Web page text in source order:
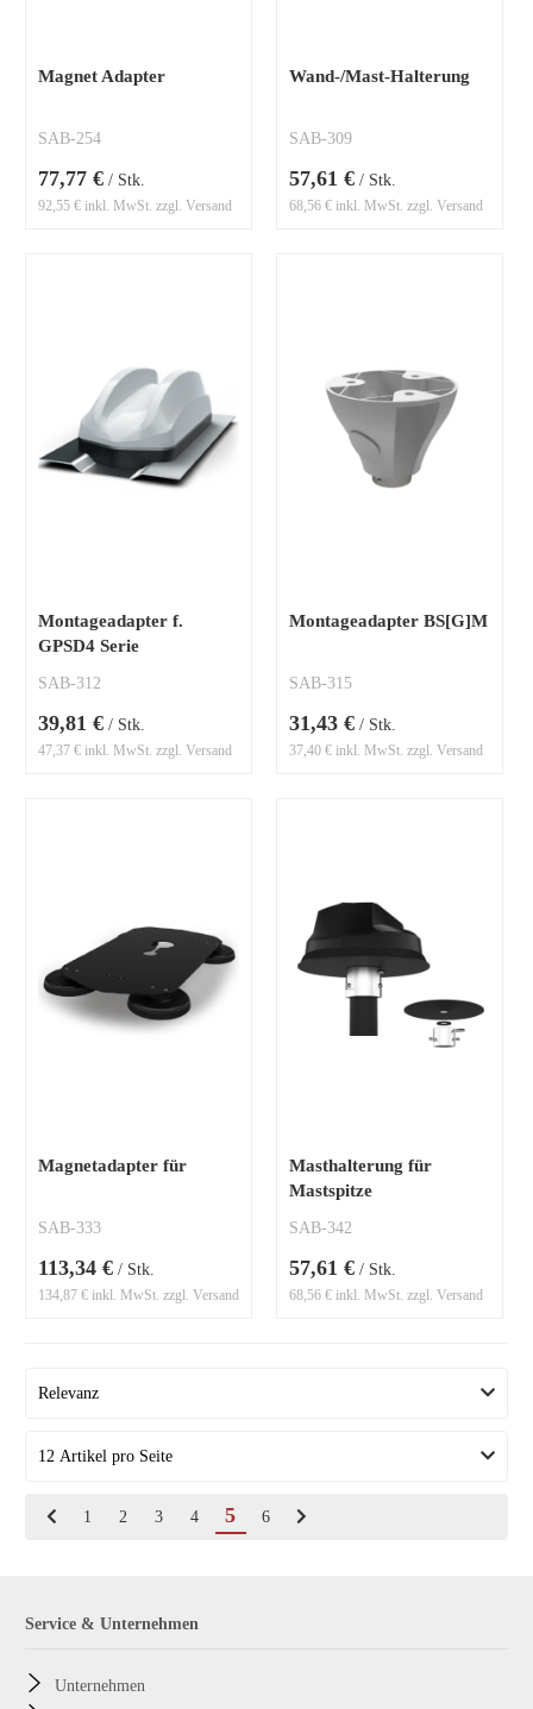
Magnet Adapter
SAB-254
77,77 € / Stk.
92,55 € inkl. MwSt. zzgl. Versand
Wand-/Mast-Halterung
SAB-309
57,61 € / Stk.
68,56 € inkl. MwSt. zzgl. Versand
Montageadapter f.
GPSD4 Serie
SAB-312
39,81 € / Stk.
47,37 € inkl. MwSt. zzgl. Versand
Montageadapter BS[G]M
SAB-315
31,43 € / Stk.
37,40 € inkl. MwSt. zzgl. Versand
Magnetadapter für
SAB-333
113,34 € / Stk.
134,87 € inkl. MwSt. zzgl. Versand
Masthalterung für
Mastspitze
SAB-342
57,61 € / Stk.
68,56 € inkl. MwSt. zzgl. Versand
1 2 3 4 5 6
Service & Unternehmen
Unternehmen